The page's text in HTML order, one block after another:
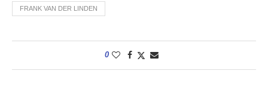
FRANK VAN DER LINDEN
0